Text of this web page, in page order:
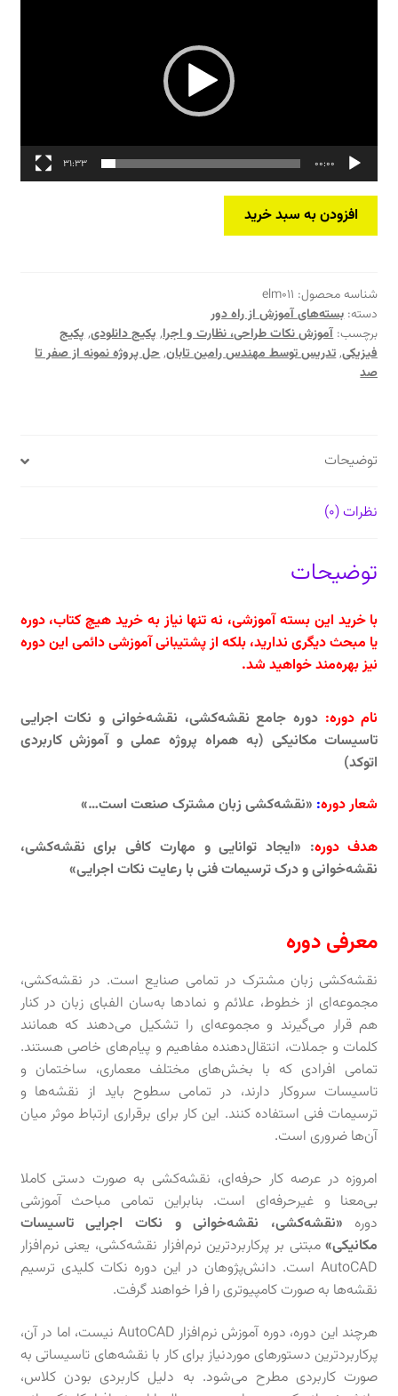
00:00
31:33
بسته
راه
دور:
نقشه‌کشی،
نقشه‌خوانی
و
تاسیسات
مکانیکی
حل
کاربردی
عدد
افزودن به سبد خرید
شناسه محصول: elm011
دسته:بسته‌های آموزش از راه دور
برچسب:آموزش نکات طراحی، نظارت و اجرا,پکیج دانلودی,پکیج
فیزیکی,تدریس توسط مهندس رامین تابان,حل پروژه نمونه از صفر تا
صد
توضیحات
نظرات (0)
توضیحات
با خرید این بسته آموزشی، نه تنها نیاز به خرید هیچ کتاب، دوره
یا مبحث دیگری ندارید، بلکه از پشتیبانی آموزشی دائمی این دوره
نیز بهره‌مند خواهید شد.
نام دوره: دوره جامع نقشه‌کشی، نقشه‌خوانی و نکات اجرایی
تاسیسات مکانیکی (به همراه پروژه عملی و آموزش کاربردی
اتوکد)
شعار دوره: «نقشه‌کشی زبان مشترک صنعت است…»
هدف دوره: «ایجاد توانایی و مهارت کافی برای نقشه‌کشی،
نقشه‌خوانی و درک ترسیمات فنی با رعایت نکات اجرایی»
معرفی دوره
نقشه‌کشی زبان مشترک در تمامی صنایع است. در نقشه‌کشی،
مجموعه‌ای از خطوط، علائم و نمادها به‌سان الفبای زبان در کنار
هم قرار می‌گیرند و مجموعه‌ای را تشکیل می‌دهند که همانند
کلمات و جملات، انتقال‌دهنده مفاهیم و پیام‌های خاصی هستند.
تمامی افرادی که با بخش‌های مختلف معماری، ساختمان و
تاسیسات سروکار دارند، در تمامی سطوح باید از نقشه‌ها و
ترسیمات فنی استفاده کنند. این کار برای برقراری ارتباط موثر میان
آن‌ها ضروری است.
امروزه در عرصه کار حرفه‌ای، نقشه‌کشی به صورت دستی کاملا
بی‌معنا و غیرحرفه‌ای است. بنابراین تمامی مباحث آموزشی
دوره «نقشه‌کشی، نقشه‌خوانی و نکات اجرایی تاسیسات
مکانیکی»مبتنی بر پرکاربردترین نرم‌افزار نقشه‌کشی، یعنی نرم‌افزار
AutoCAD‌ است. دانش‌پژوهان در این دوره نکات کلیدی ترسیم
نقشه‌ها به صورت کامپیوتری را فرا خواهند گرفت.
هرچند این دوره، دوره آموزش نرم‌افزار AutoCAD نیست، اما در آن،
پرکاربردترین دستورهای موردنیاز برای کار با نقشه‌های تاسیساتی به
صورت کاربردی مطرح می‌شود. به دلیل کاربردی بودن کلاس،